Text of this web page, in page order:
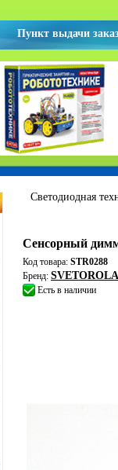
Пункт выдачи
Светодиодная
Сенсорный
Код товара: STR0288
Бренд: SVETOROLA
Есть в наличии